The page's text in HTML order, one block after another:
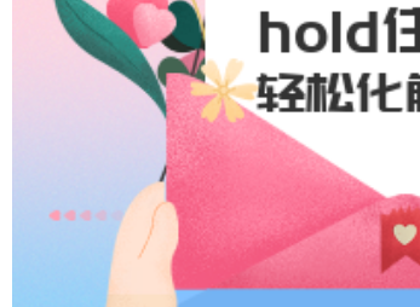
微信用户 司马锘 通过此页面咨询，
湖北-武汉 135****7410
微信用户 困困魚? 通过此页面咨询，
陕西-西安 139****6283
微信用户 喜欢下雨天^ 通过此页面咨
浙江-宁波 150****8921
微信用户 逆光下的微笑 通过此页面咨
湖南-长沙 187****3359